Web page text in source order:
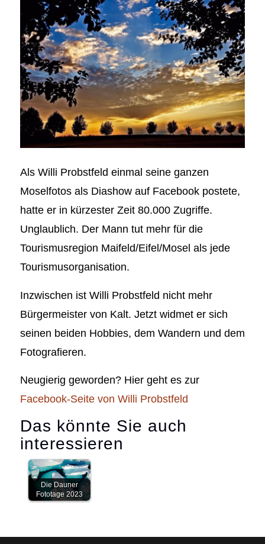
Als Willi Probstfeld einmal seine ganzen
Moselfotos als Diashow auf Facebook postete,
hatte er in kürzester Zeit 80.000 Zugriffe.
Unglaublich. Der Mann tut mehr für die
Tourismusregion Maifeld/Eifel/Mosel als jede
Tourismusorganisation.
Inzwischen ist Willi Probstfeld nicht mehr
Bürgermeister von Kalt. Jetzt widmet er sich
seinen beiden Hobbies, dem Wandern und dem
Fotografieren.
Neugierig geworden? Hier geht es zur
Facebook-Seite von Willi Probstfeld
Das könnte Sie auch
interessieren
Die Dauner
Fototage 2023